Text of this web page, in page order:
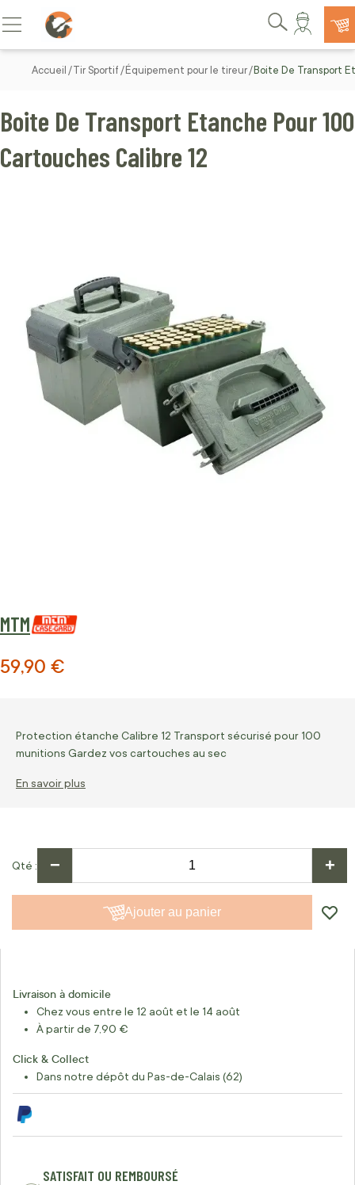
Allez au contenu
Basculer la navigation
Rechercher
Accueil Tir Sportif Équipement pour le tireur Boite De Transport
MTM
Boite De Transport Etanche Pour 100
Cartouches Calibre 12
59,90 €
Protection étanche Calibre 12 Transport sécurisé pour 100
munitions Gardez vos cartouches au sec
En savoir plus
Qté − +
Ajouter au panier
Livraison à domicile
Chez vous entre le 12 août et le 14 août
À partir de 7,90 €
Click & Collect
Dans notre dépôt du Pas-de-Calais (62)
SATISFAIT OU REMBOURSÉ